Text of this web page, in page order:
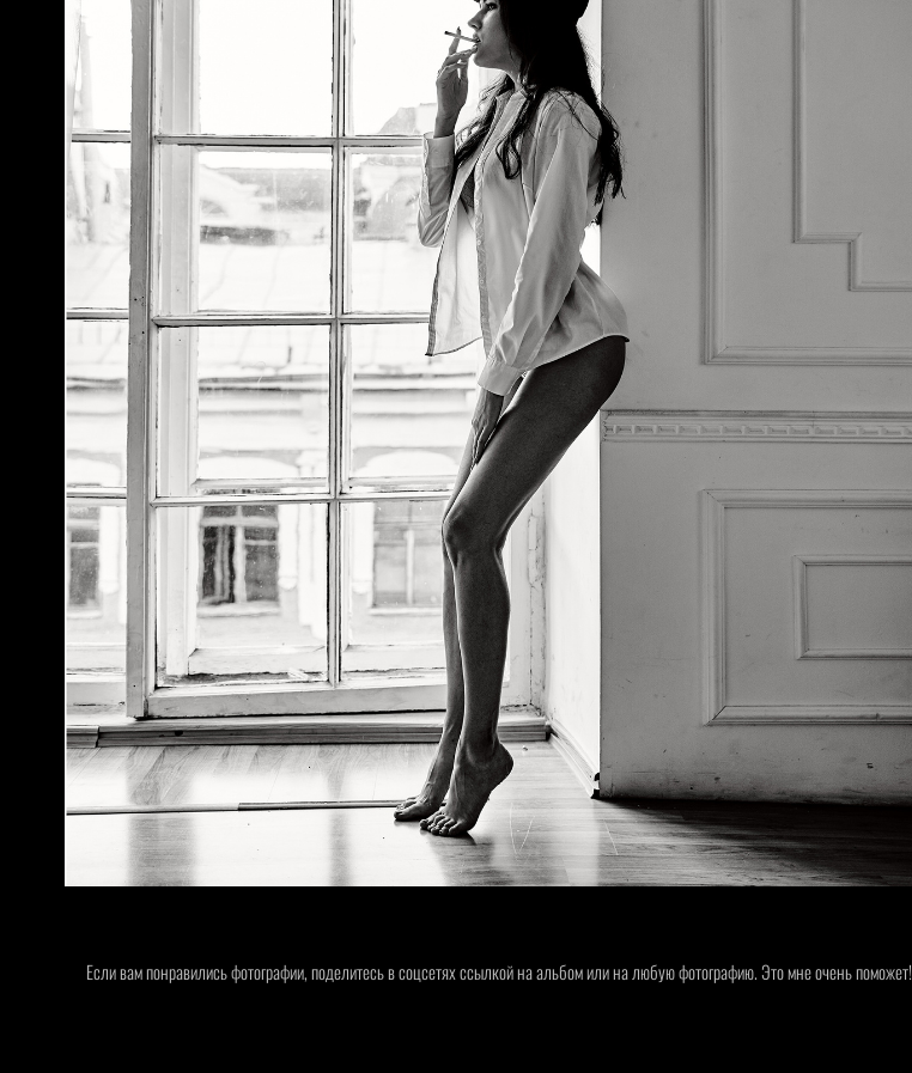
Если вам понравились фотографии, поделитесь в соцсетях ссылкой на альбом или на любую фотографию. Это мне очень поможет!